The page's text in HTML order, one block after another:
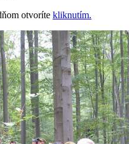
otvoríte kliknutím.